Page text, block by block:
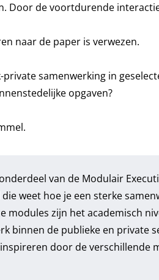
Door de voortdurende
naar de paper is verwezen.
samenwerking in
opgaven?
van de Modulair
weet hoe je een sterke
modules zijn het academisch
binnen de publieke en private
door de verschillende